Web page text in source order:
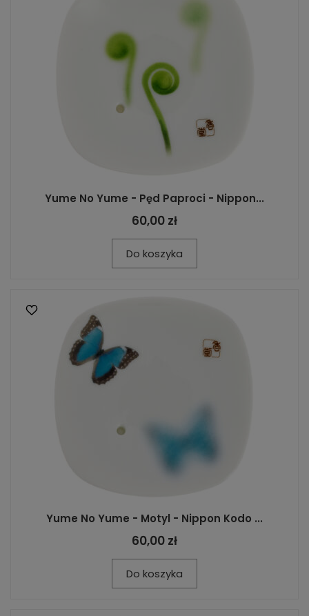
Yume No Yume - Pęd Paproci - Nippon...
60,00 zł
Do koszyka
Yume No Yume - Motyl - Nippon Kodo ...
60,00 zł
Do koszyka